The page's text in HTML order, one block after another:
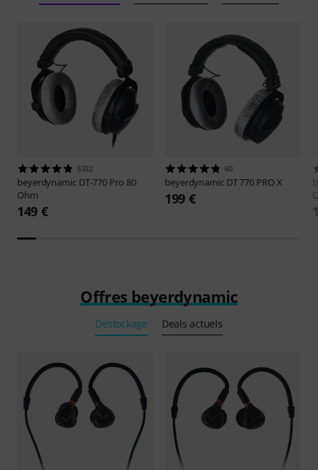
5332
beyerdynamic DT-770 Pro 80
Ohm
149 €
60
beyerdynamic DT 770 PRO X
199 €
Offres beyerdynamic
Destockage Deals actuels